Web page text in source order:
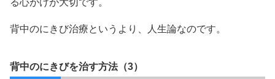
る心がけが大切です。
背中のにきび治療というより、人生論なのです。
背中のにきびを治す方法（3）